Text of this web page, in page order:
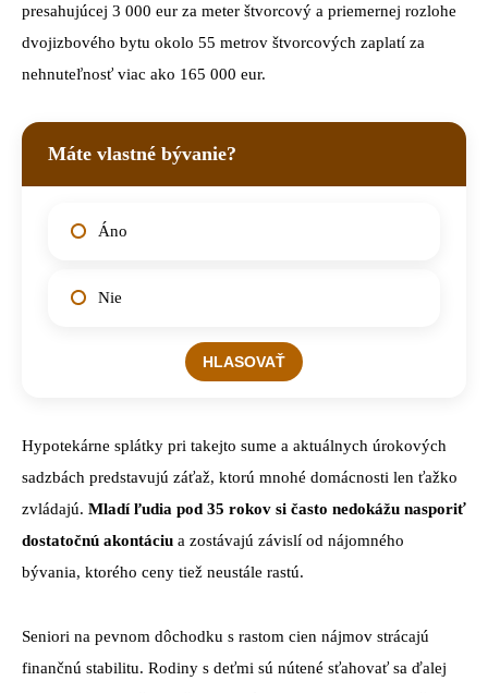
presahujúcej 3 000 eur za meter štvorcový a priemernej rozlohe
dvojizbového bytu okolo 55 metrov štvorcových zaplatí za
nehnuteľnosť viac ako 165 000 eur.
Máte vlastné bývanie?
Áno
Nie
Hypotekárne splátky pri takejto sume a aktuálnych úrokových
sadzbách predstavujú záťaž, ktorú mnohé domácnosti len ťažko
zvládajú. Mladí ľudia pod 35 rokov si často nedokážu nasporiť
dostatočnú akontáciu a zostávajú závislí od nájomného
bývania, ktorého ceny tiež neustále rastú.
Seniori na pevnom dôchodku s rastom cien nájmov strácajú
finančnú stabilitu. Rodiny s deťmi sú nútené sťahovať sa ďalej